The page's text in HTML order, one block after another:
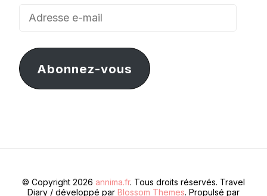
Adresse
mail
Abonnez-vous
© Copyright 2026 annima.fr. Tous droits réservés. Travel
Diary / développé par Blossom Themes. Propulsé par